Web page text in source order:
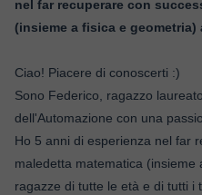
nel far recuperare con
(insieme a fisica e geometria)
Ciao! Piacere di conoscerti :)
Sono Federico, ragazzo
dell'Automazione con una
Ho 5 anni di esperienza nel far
maledetta matematica
ragazze di tutte le età e di tutti i